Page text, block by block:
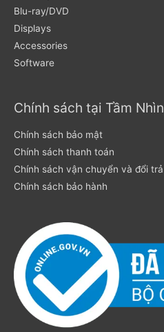
Blu-ray/DVD
Displays
Accessories
Software
Chính sách tại Tầm Nhìn
Chính sách bảo mật
Chính sách thanh toán
Chính sách vận chuyển và đổi trả
Chính sách bảo hành